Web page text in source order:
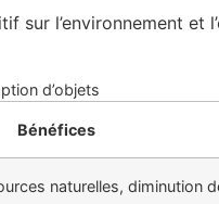
l’environnement et
d’objets
Bénéfices
naturelles, diminution